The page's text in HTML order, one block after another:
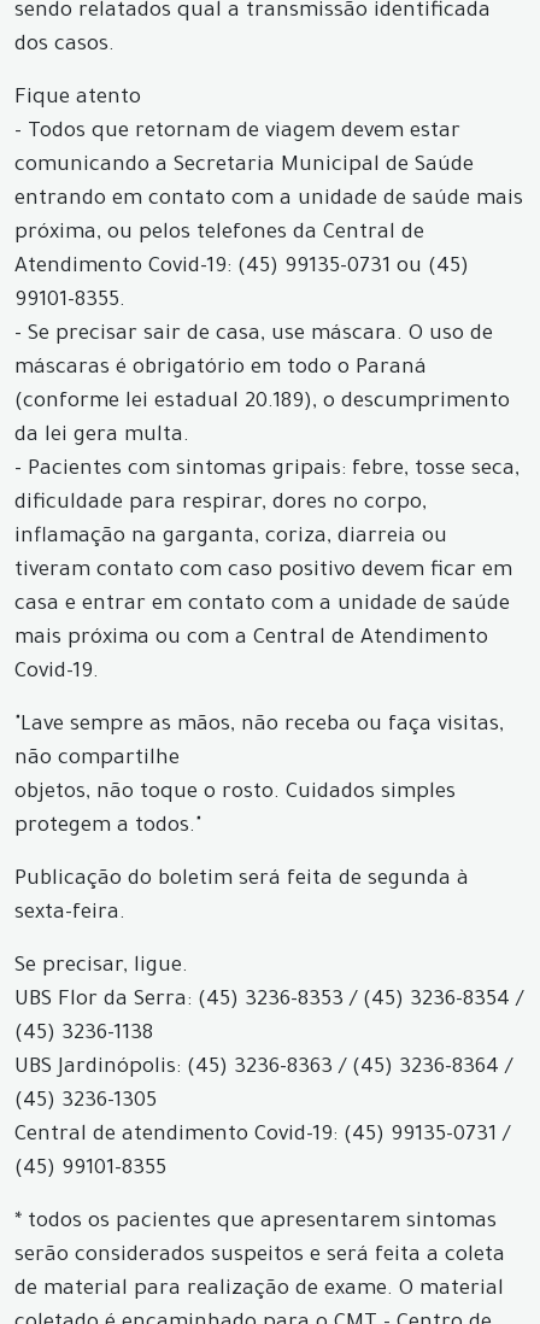
sendo relatados qual a transmissão identificada
dos casos.
Fique atento
- Todos que retornam de viagem devem estar
comunicando a Secretaria Municipal de Saúde
entrando em contato com a unidade de saúde mais
próxima, ou pelos telefones da Central de
Atendimento Covid-19: (45) 99135-0731 ou (45)
99101-8355.
- Se precisar sair de casa, use máscara. O uso de
máscaras é obrigatório em todo o Paraná
(conforme lei estadual 20.189), o descumprimento
da lei gera multa.
- Pacientes com sintomas gripais: febre, tosse seca,
dificuldade para respirar, dores no corpo,
inflamação na garganta, coriza, diarreia ou
tiveram contato com caso positivo devem ficar em
casa e entrar em contato com a unidade de saúde
mais próxima ou com a Central de Atendimento
Covid-19.
"Lave sempre as mãos, não receba ou faça visitas,
não compartilhe
objetos, não toque o rosto. Cuidados simples
protegem a todos."
Publicação do boletim será feita de segunda à
sexta-feira.
Se precisar, ligue.
UBS Flor da Serra: (45) 3236-8353 / (45) 3236-8354 /
(45) 3236-1138
UBS Jardinópolis: (45) 3236-8363 / (45) 3236-8364 /
(45) 3236-1305
Central de atendimento Covid-19: (45) 99135-0731 /
(45) 99101-8355
* todos os pacientes que apresentarem sintomas
serão considerados suspeitos e será feita a coleta
de material para realização de exame. O material